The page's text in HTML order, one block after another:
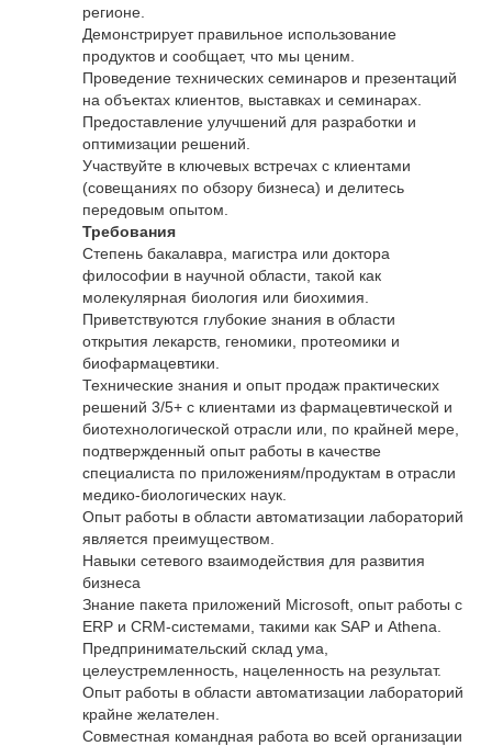
регионе.
Демонстрирует правильное использование
продуктов и сообщает, что мы ценим.
Проведение технических семинаров и презентаций
на объектах клиентов, выставках и семинарах.
Предоставление улучшений для разработки и
оптимизации решений.
Участвуйте в ключевых встречах с клиентами
(совещаниях по обзору бизнеса) и делитесь
передовым опытом.
Требования
Степень бакалавра, магистра или доктора
философии в научной области, такой как
молекулярная биология или биохимия.
Приветствуются глубокие знания в области
открытия лекарств, геномики, протеомики и
биофармацевтики.
Технические знания и опыт продаж практических
решений 3/5+ с клиентами из фармацевтической и
биотехнологической отрасли или, по крайней мере,
подтвержденный опыт работы в качестве
специалиста по приложениям/продуктам в отрасли
медико-биологических наук.
Опыт работы в области автоматизации лабораторий
является преимуществом.
Навыки сетевого взаимодействия для развития
бизнеса
Знание пакета приложений Microsoft, опыт работы с
ERP и CRM-системами, такими как SAP и Athena.
Предпринимательский склад ума,
целеустремленность, нацеленность на результат.
Опыт работы в области автоматизации лабораторий
крайне желателен.
Совместная командная работа во всей организации